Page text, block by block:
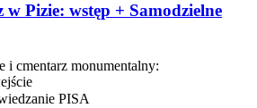
Pizie: wstęp + Samodzielne
i cmentarz monumentalny:
PISA